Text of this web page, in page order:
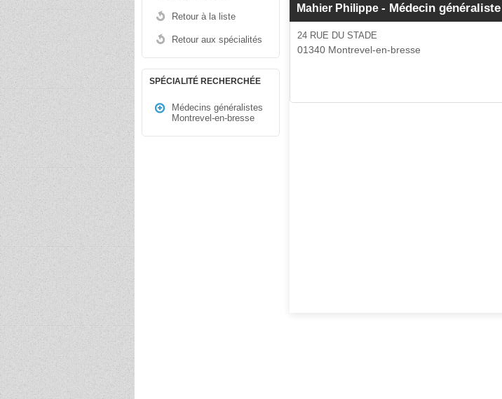
Retour à la liste
Retour aux spécialités
SPÉCIALITÉ RECHERCHÉE
Médecins généralistes
Montrevel-en-bresse
Mahier Philippe- Médecin généraliste
24 RUE DU STADE
01340 Montrevel-en-bresse